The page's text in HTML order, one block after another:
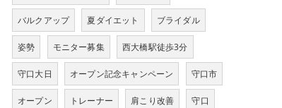
バルクアップ 夏ダイエット ブライダル
姿勢 モニター募集 西大橋駅徒歩3分
守口大日 オープン記念キャンペーン 守口市
オープン トレーナー 肩こり改善 守口